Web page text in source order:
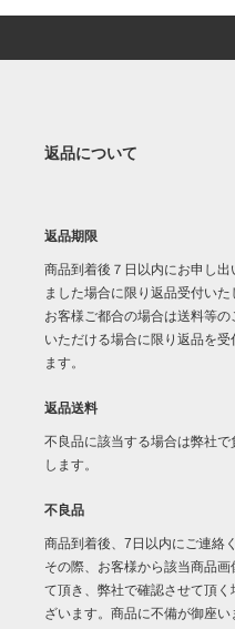
返品について
返品期限
商品到着後７日以内にお申し出
ました場合に限り返品受付いた
お客様ご都合の場合は送料等の
いただける場合に限り返品を受
ます。
返品送料
不良品に該当する場合は弊社で
します。
不良品
商品到着後、7日以内にご連絡
その際、お客様から該当商品画
て頂き、弊社で確認させて頂く
ざいます。商品に不備が御座い